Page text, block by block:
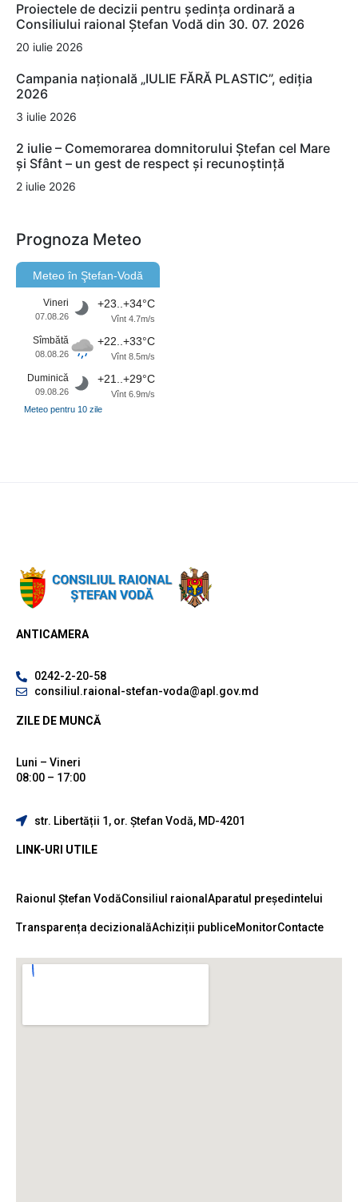
Proiectele de decizii pentru ședința ordinară a
Consiliului raional Ștefan Vodă din 30. 07. 2026
20 iulie 2026
Campania națională „IULIE FĂRĂ PLASTIC”, ediția
2026
3 iulie 2026
2 iulie – Comemorarea domnitorului Ștefan cel Mare
și Sfânt – un gest de respect și recunoștință
2 iulie 2026
Prognoza Meteo
Meteo în Ştefan-Vodă
Vineri
07.08.26
+23..+34°C
Vînt 4.7m/s
Sîmbătă
08.08.26
+22..+33°C
Vînt 8.5m/s
Duminică
09.08.26
+21..+29°C
Vînt 6.9m/s
Meteo pentru 10 zile
ANTICAMERA
0242-2-20-58
consiliul.raional-stefan-voda@apl.gov.md
ZILE DE MUNCĂ
Luni – Vineri
08:00 – 17:00
str. Libertății 1, or. Ștefan Vodă, MD-4201
LINK-URI UTILE
Raionul Ștefan VodăConsiliul raional Aparatul președintelui
Transparența decizionalăAchiziții publiceMonitorContacte